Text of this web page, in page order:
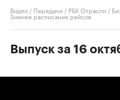
Видео / Передачи / РБК Отрасли /
Зимнее расписание рейсов
Выпуск за 16